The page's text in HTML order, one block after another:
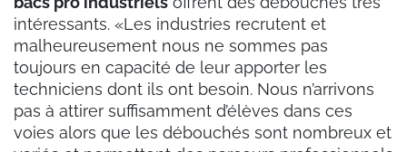
intéressants. «Les industries recrutent et
malheureusement nous ne sommes pas
toujours en capacité de leur apporter les
techniciens dont ils ont besoin. Nous n’arrivons
pas à attirer suffisamment d’élèves dans ces
voies alors que les débouchés sont nombreux et